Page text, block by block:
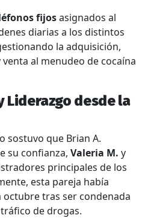
fijosasignados al
diarias a los distintos
la adquisición,
al menudeo de cocaína
Liderazgo desde la
sostuvo que Brian A.
su confianza, Valeria M. y
principales de los
esta pareja había
tras ser condenada
de drogas.